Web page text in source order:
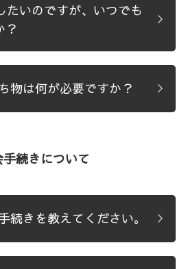
たいのですが、いつでも
？
物は何が必要ですか？
手続きについて
続きを教えてください。